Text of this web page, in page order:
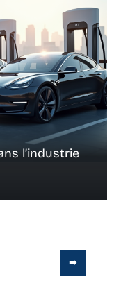
l’industrie